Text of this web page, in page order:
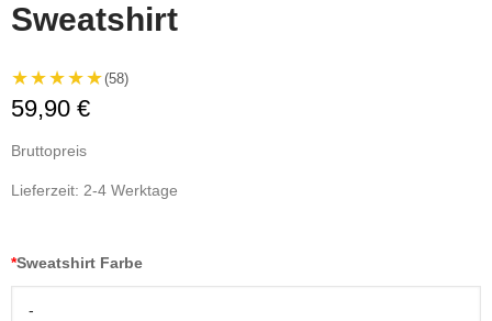
Sweatshirt
★★★★★(58)
59,90 €
Bruttopreis
Lieferzeit: 2-4 Werktage
*Sweatshirt Farbe
-